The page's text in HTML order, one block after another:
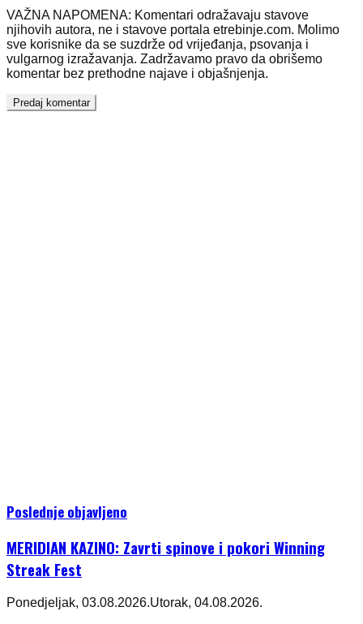
VAŽNA NAPOMENA: Komentari odražavaju stavove
njihovih autora, ne i stavove portala etrebinje.com. Molimo
sve korisnike da se suzdrže od vrijeđanja, psovanja i
vulgarnog izražavanja. Zadržavamo pravo da obrišemo
komentar bez prethodne najave i objašnjenja.
Poslednje objavljeno
MERIDIAN KAZINO: Zavrti spinove i pokori Winning
Streak Fest
Ponedjeljak, 03.08.2026.Utorak, 04.08.2026.